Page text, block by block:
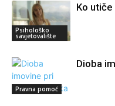
Psihološko
savjetovalište
Ko
Pravna pomoć
Dioba